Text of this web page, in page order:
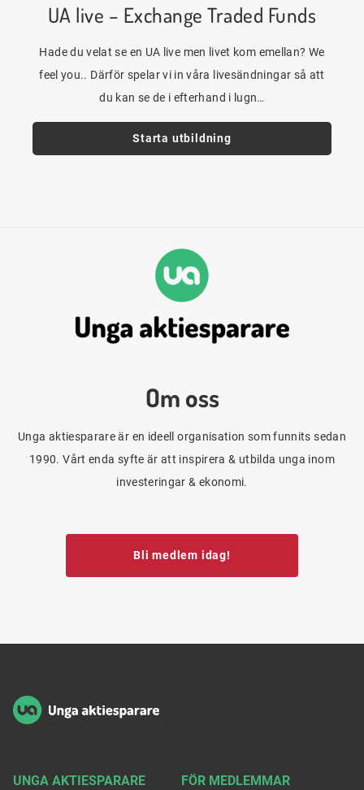
UA live – Exchange Traded Funds
Hade du velat se en UA live men livet kom emellan? We
feel you.. Därför spelar vi in våra livesändningar så att
du kan se de i efterhand i lugn…
Starta utbildning
Om oss
Unga aktiesparare är en ideell organisation som funnits sedan
1990. Vårt enda syfte är att inspirera & utbilda unga inom
investeringar & ekonomi.
Bli medlem idag!
UNGA AKTIESPARARE
FÖR MEDLEMMAR